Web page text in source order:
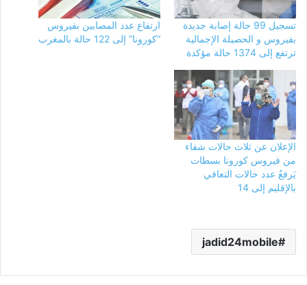
تسجيل 99 حالة إصابة جديدة
بفيروس و الحصيلة الإجمالية
ترتفع إلى 1374 حالة مؤكدة
ارتفاع عدد المصابين بفيروس
“كورونا” إلى 122 حالة بالمغرب
الإعلان عن ثلاث حالات شفاء
من فيروس كورونا بسطات
يَرفعُ عدد حالات التعافي
بالإقليم إلى 14
jadid24mobile